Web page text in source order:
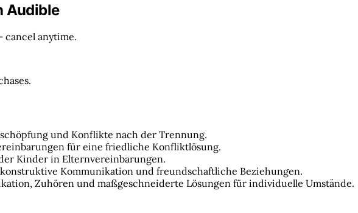
Audible
cancel anytime.
und Konflikte nach der Trennung.
für eine friedliche Konfliktlösung.
Kinder in Elternvereinbarungen.
Kommunikation und freundschaftliche Beziehungen.
Zuhören und maßgeschneiderte Lösungen für individuelle Umstände.